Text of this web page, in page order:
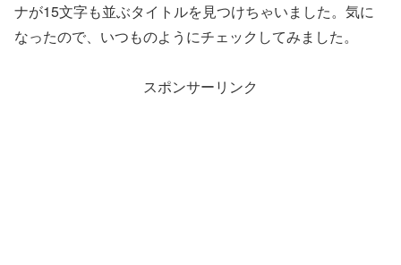
ナが15文字も並ぶタイトルを見つけちゃいました。気に
なったので、いつものようにチェックしてみました。
スポンサーリンク